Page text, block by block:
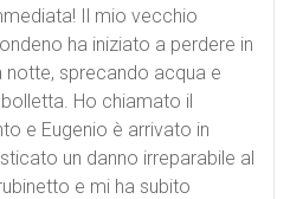
Il mio vecchio
ha iniziato a perdere in
sprecando acqua e
Ho chiamato il
e Eugenio è arrivato in
un danno irreparabile al
e mi ha subito